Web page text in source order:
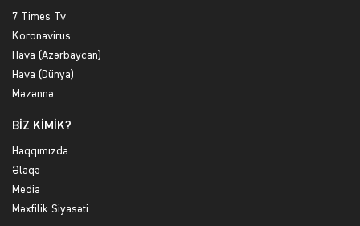
7 Times Tv
Koronavirus
Hava (Azərbaycan)
Hava (Dünya)
Məzənnə
BİZ KİMİK?
Haqqımızda
Əlaqə
Media
Məxfilik Siyasəti